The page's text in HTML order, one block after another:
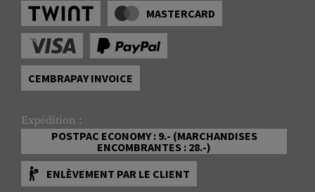
MASTERCARD
CEMBRAPAY INVOICE
Expédition :
POSTPAC ECONOMY : 9.- (MARCHANDISES
ENCOMBRANTES : 28.-)
ENLÈVEMENT PAR LE CLIENT